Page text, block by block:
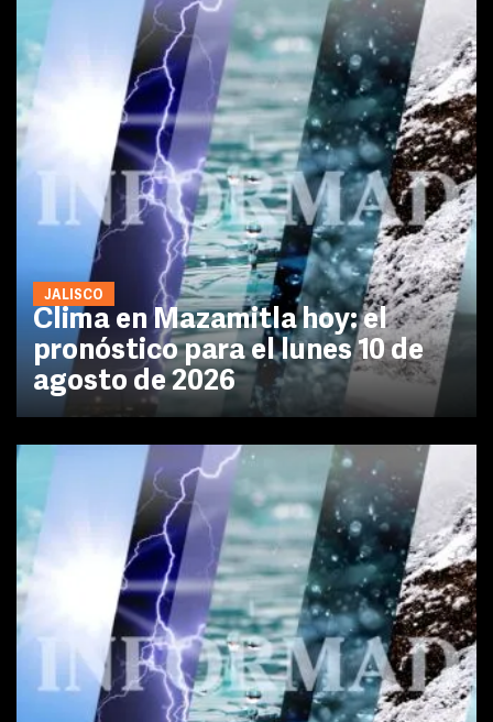
JALISCO
Clima en Mazamitla hoy: el
pronóstico para el lunes 10 de
agosto de 2026